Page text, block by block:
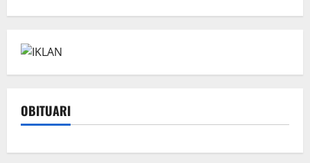
OBITUARI